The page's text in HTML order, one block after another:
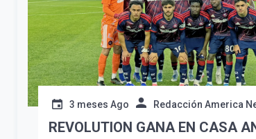
3 meses Ago Redacción America
REVOLUTION GANA EN CASA